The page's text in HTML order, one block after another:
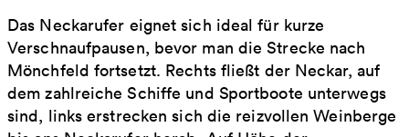
Das Neckarufer eignet sich ideal für kurze
Verschnaufpausen, bevor man die Strecke nach
Mönchfeld fortsetzt. Rechts fließt der Neckar, auf
dem zahlreiche Schiffe und Sportboote unterwegs
sind, links erstrecken sich die reizvollen Weinberge